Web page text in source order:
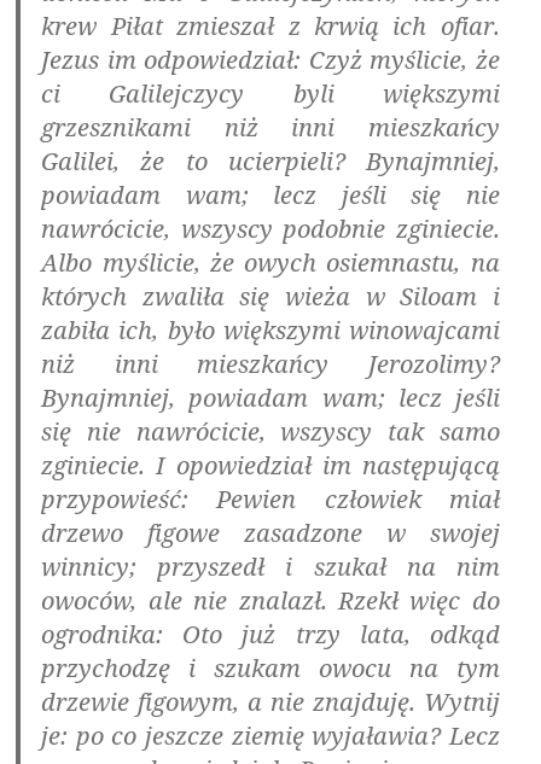
krew Piłat zmieszał z krwią ich ofiar.
Jezus im odpowiedział: Czyż myślicie, że
ci Galilejczycy byli większymi
grzesznikami niż inni mieszkańcy
Galilei, że to ucierpieli? Bynajmniej,
powiadam wam; lecz jeśli się nie
nawrócicie, wszyscy podobnie zginiecie.
Albo myślicie, że owych osiemnastu, na
których zwaliła się wieża w Siloam i
zabiła ich, było większymi winowajcami
niż inni mieszkańcy Jerozolimy?
Bynajmniej, powiadam wam; lecz jeśli
się nie nawrócicie, wszyscy tak samo
zginiecie. I opowiedział im następującą
przypowieść: Pewien człowiek miał
drzewo figowe zasadzone w swojej
winnicy; przyszedł i szukał na nim
owoców, ale nie znalazł. Rzekł więc do
ogrodnika: Oto już trzy lata, odkąd
przychodzę i szukam owocu na tym
drzewie figowym, a nie znajduję. Wytnij
je: po co jeszcze ziemię wyjaławia? Lecz